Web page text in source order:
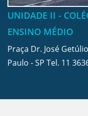
UNIDADE II -
ENSINO MÉDIO
Praça Dr. José
Paulo - SP Tel. 11